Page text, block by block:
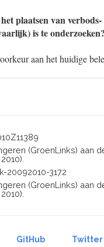
plaatsen van
is te onderzoeken?
aan het huidige
(GroenLinks) aan
20092010-3172
(GroenLinks) aan
GitHub Twitter